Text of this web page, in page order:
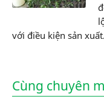
với điều kiện sản
Cùng chuyên